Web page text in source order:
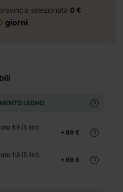
selezionata 0 €
giorni
LEGNO
+ 69 €
1:9 (5 litri)
+ 69 €
1:9 (5 litri)